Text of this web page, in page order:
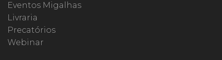
Eventos Migalhas
Livraria
Precatórios
Webinar